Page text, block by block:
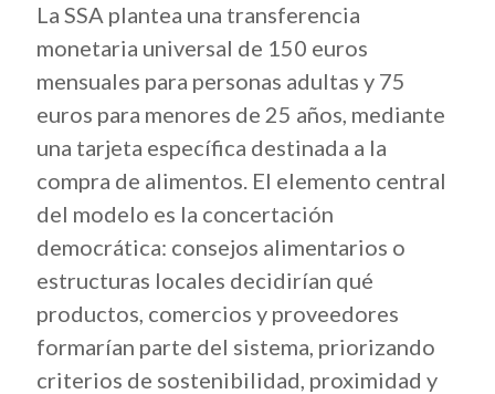
La SSA plantea una transferencia
monetaria universal de 150 euros
mensuales para personas adultas y 75
euros para menores de 25 años, mediante
una tarjeta específica destinada a la
compra de alimentos. El elemento central
del modelo es la concertación
democrática: consejos alimentarios o
estructuras locales decidirían qué
productos, comercios y proveedores
formarían parte del sistema, priorizando
criterios de sostenibilidad, proximidad y